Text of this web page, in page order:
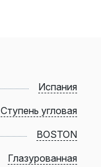
Испания
Ступень угловая
BOSTON
Глазурованная